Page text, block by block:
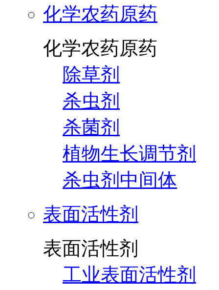
化学农药原药
化学农药原药
除草剂
杀虫剂
杀菌剂
植物生长调节剂
杀虫剂中间体
表面活性剂
表面活性剂
工业表面活性剂